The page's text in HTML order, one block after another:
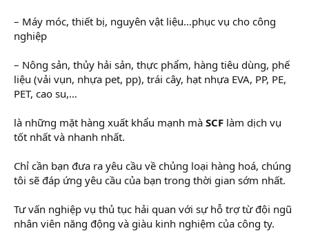
– Máy móc, thiết bị, nguyên vật liệu…phục vụ cho công
nghiệp
– Nông sản, thủy hải sản, thực phẩm, hàng tiêu dùng, phế
liệu (vải vụn, nhựa pet, pp), trái cây, hạt nhựa EVA, PP, PE,
PET, cao su,…
là những mặt hàng xuất khẩu mạnh mà SCF làm dịch vụ
tốt nhất và nhanh nhất.
Chỉ cần bạn đưa ra yêu cầu về chủng loại hàng hoá, chúng
tôi sẽ đáp ứng yêu cầu của bạn trong thời gian sớm nhất.
Tư vấn nghiệp vụ thủ tục hải quan với sự hỗ trợ từ đội ngũ
nhân viên năng động và giàu kinh nghiệm của công ty.